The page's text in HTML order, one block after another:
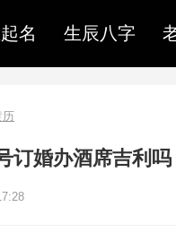
名 生辰八字
历
订婚办酒席吉利